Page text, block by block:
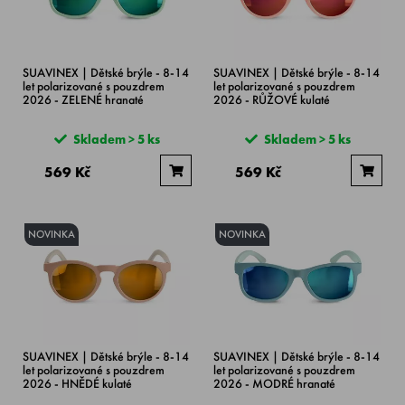
SUAVINEX | Dětské brýle - 8-14
let polarizované s pouzdrem
2026 - ZELENÉ hranaté
Skladem > 5 ks
569 Kč
SUAVINEX | Dětské brýle - 8-14
let polarizované s pouzdrem
2026 - RŮŽOVÉ kulaté
Skladem > 5 ks
569 Kč
NOVINKA
SUAVINEX | Dětské brýle - 8-14
let polarizované s pouzdrem
2026 - HNĚDÉ kulaté
NOVINKA
SUAVINEX | Dětské brýle - 8-14
let polarizované s pouzdrem
2026 - MODRÉ hranaté